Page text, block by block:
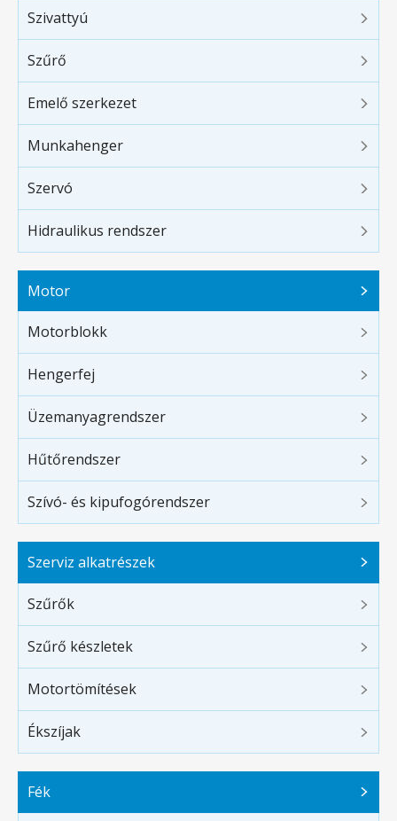
Szivattyú
Szűrő
Emelő szerkezet
Munkahenger
Szervó
Hidraulikus rendszer
Motor
Motorblokk
Hengerfej
Üzemanyagrendszer
Hűtőrendszer
Szívó- és kipufogórendszer
Szerviz alkatrészek
Szűrők
Szűrő készletek
Motortömítések
Ékszíjak
Fék